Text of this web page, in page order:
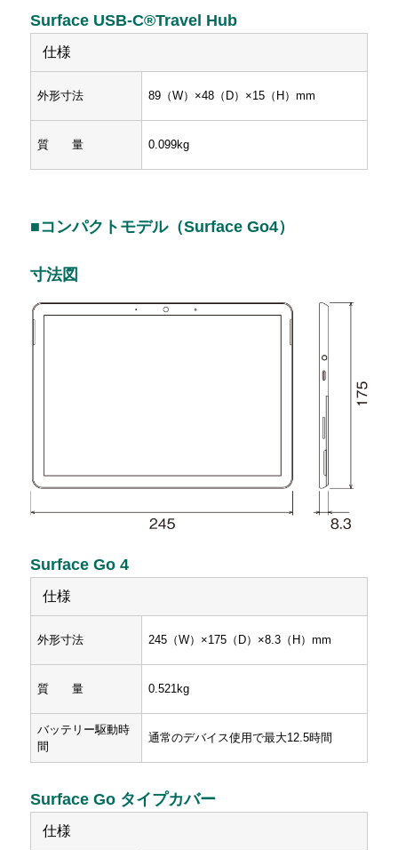
Surface USB-C®Travel Hub
仕様
外形寸法 89（W）×48（D）×15（H）mm
質 量 0.099kg
■コンパクトモデル（Surface Go4）
寸法図
Surface Go 4
仕様
外形寸法 245（W）×175（D）×8.3（H）mm
質 量 0.521kg
バッテリー駆動時
間
通常のデバイス使用で最大12.5時間
Surface Go タイプカバー
仕様